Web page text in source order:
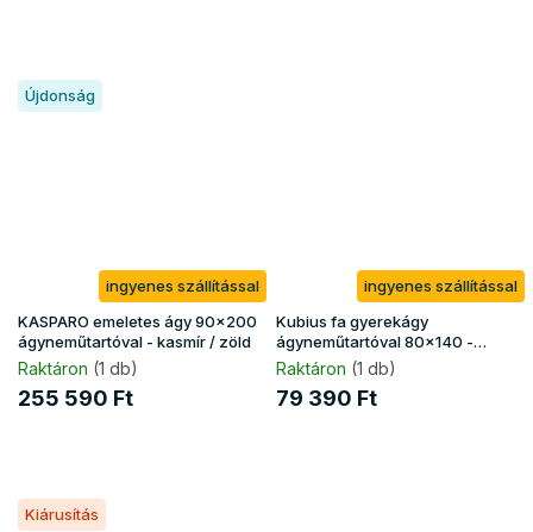
Újdonság
ingyenes szállítással
KASPARO emeletes ágy 90x200
ágyneműtartóval - kasmír / zöld
Raktáron (1 db)
255 590 Ft
ingyenes szállítással
Kubius fa gyerekágy
ágyneműtartóval 80x140 -
fehér
Raktáron (1 db)
79 390 Ft
Kiárusítás